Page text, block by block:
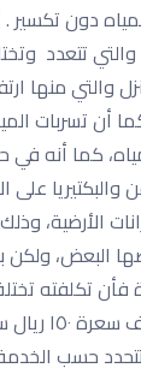
المياه
والتي
والتي
كما أن
كما أنه
الأرضية،
ولكن
تكلفته
الغرف
حسب